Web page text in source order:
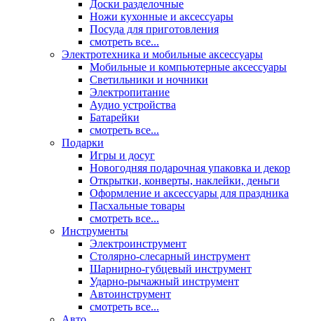
Доски разделочные
Ножи кухонные и аксессуары
Посуда для приготовления
смотреть все...
Электротехника и мобильные аксессуары
Мобильные и компьютерные аксессуары
Светильники и ночники
Электропитание
Аудио устройства
Батарейки
смотреть все...
Подарки
Игры и досуг
Новогодняя подарочная упаковка и декор
Открытки, конверты, наклейки, деньги
Оформление и аксессуары для праздника
Пасхальные товары
смотреть все...
Инструменты
Электроинструмент
Столярно-слесарный инструмент
Шарнирно-губцевый инструмент
Ударно-рычажный инструмент
Автоинструмент
смотреть все...